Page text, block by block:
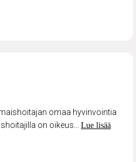
lomitus
omaa hyvinvointia
on oikeus... Lue lisää